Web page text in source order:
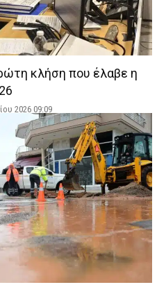
κλήση που έλαβε η
2026 09:09